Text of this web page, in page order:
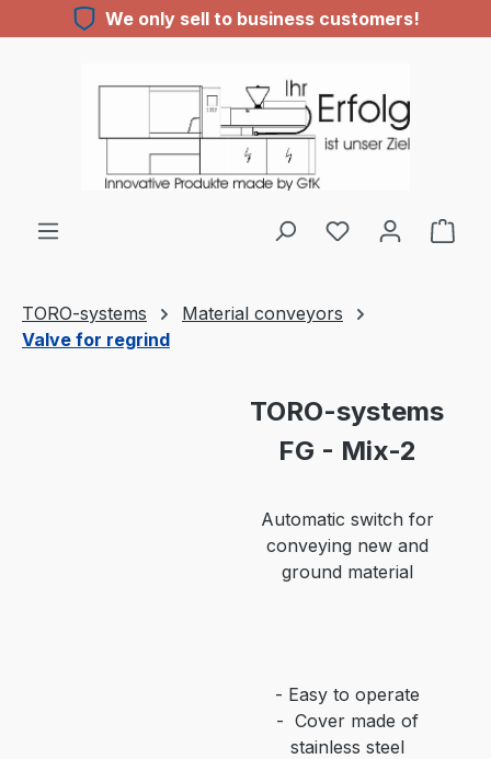
Skip to main contentWe only sell to business customers!
You have 0
TORO-systems
Material conveyors
Valve for regrind
TORO-systems
FG - Mix-2
Automatic switch for
conveying new and
ground material
- Easy to operate
- Cover made of
stainless steel